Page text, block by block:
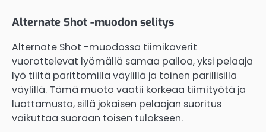
Alternate Shot -muodon selitys
Alternate Shot -muodossa tiimikaverit
vuorottelevat lyömällä samaa palloa, yksi pelaaja
lyö tiiltä parittomilla väylillä ja toinen parillisilla
väylillä. Tämä muoto vaatii korkeaa tiimityötä ja
luottamusta, sillä jokaisen pelaajan suoritus
vaikuttaa suoraan toisen tulokseen.